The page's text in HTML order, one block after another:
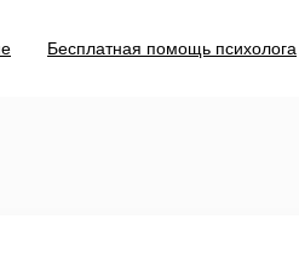
Бесплатная помощь психолога